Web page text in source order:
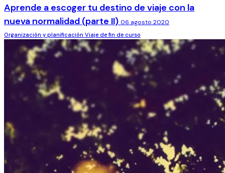
Aprende a escoger tu destino de viaje con la
nueva normalidad (parte II) 06 agosto 2020
Organización y planificación Viaje de fin de curso